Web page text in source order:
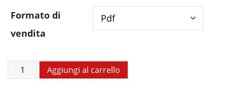
Formato di
vendita
Sicilia
in
Aggiungi al carrello